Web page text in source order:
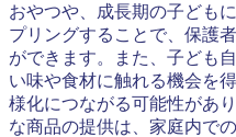
おやつや、成長期の子ども
プリングすることで、保護
ができます。また、子ども
い味や食材に触れる機会を
様化につながる可能性があ
な商品の提供は、家庭内で